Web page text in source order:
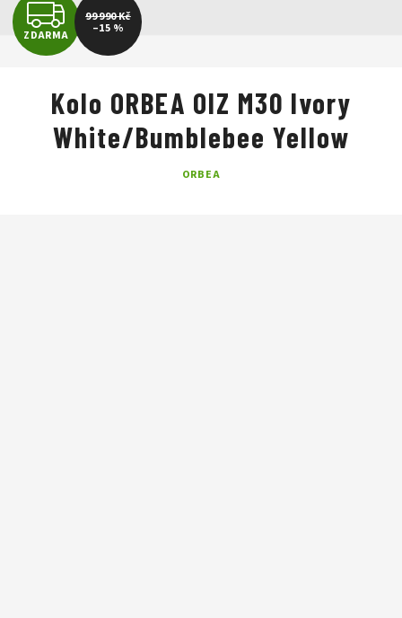
Kolo ORBEA OIZ M30 Ivory
White/Bumblebee Yellow
ORBEA
Z
D
A
R
ZDARMA
99 990 Kč
–15 %